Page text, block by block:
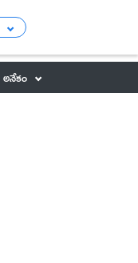
అనేకం